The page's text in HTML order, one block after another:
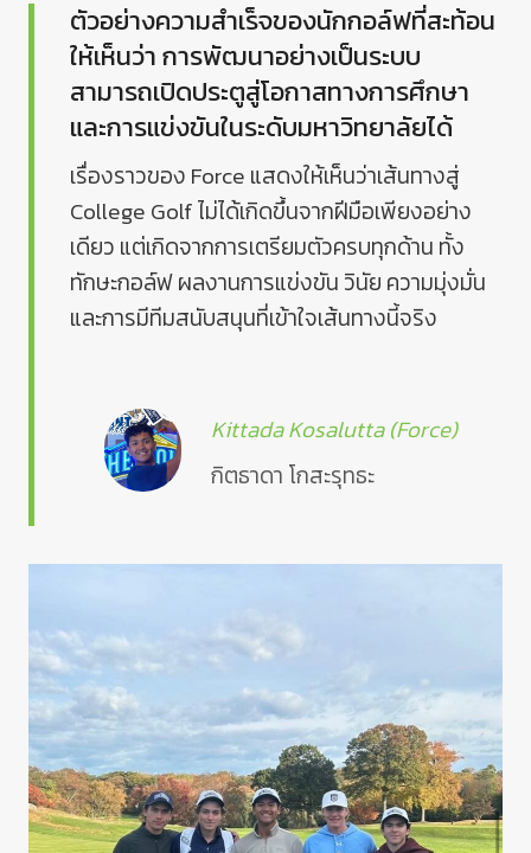
ตัวอย่างความสำเร็จของนักกอล์ฟที่สะท้อน
ให้เห็นว่า การพัฒนาอย่างเป็นระบบ
สามารถเปิดประตูสู่โอกาสทางการศึกษา
และการแข่งขันในระดับมหาวิทยาลัยได้
เรื่องราวของ Force แสดงให้เห็นว่าเส้นทางสู่
College Golf ไม่ได้เกิดขึ้นจากฝีมือเพียงอย่าง
เดียว แต่เกิดจากการเตรียมตัวครบทุกด้าน ทั้ง
ทักษะกอล์ฟ ผลงานการแข่งขัน วินัย ความมุ่งมั่น
และการมีทีมสนับสนุนที่เข้าใจเส้นทางนี้จริง
Kittada Kosalutta (Force)
กิตธาดา โกสะรุทธะ